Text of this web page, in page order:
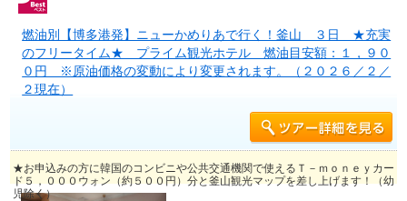
燃油別【博多港発】ニューかめりあで行く！釜山 ３日 ★充実
のフリータイム★ プライム観光ホテル 燃油目安額：１，９０
０円 ※原油価格の変動により変更されます。（２０２６／２／
２現在）
★お申込みの方に韓国のコンビニや公共交通機関で使えるＴ－ｍｏｎｅｙカー
ド５，０００ウォン（約５００円）分と釜山観光マップを差し上げます！（幼
児除く）